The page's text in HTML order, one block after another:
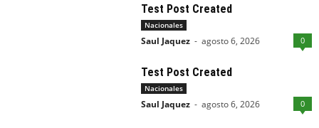
Test Post Created
Nacionales
Saul Jaquez - agosto 6, 2026 0
Test Post Created
Nacionales
Saul Jaquez - agosto 6, 2026 0